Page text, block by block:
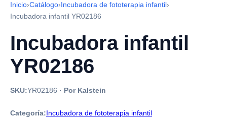
Inicio›Catálogo›Incubadora de fototerapia infantil›
Incubadora infantil YR02186
Incubadora infantil
YR02186
SKU:YR02186 · Por Kalstein
Categoría:Incubadora de fototerapia infantil